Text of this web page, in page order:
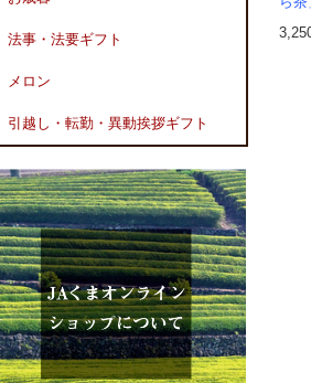
法事・法要ギフト
メロン
引越し・転勤・異動挨拶ギフト